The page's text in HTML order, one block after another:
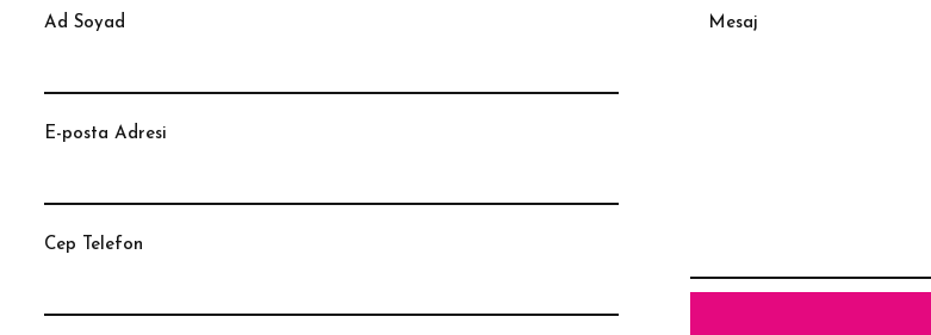
Ad Soyad
E-posta Adresi
Cep Telefon
Mesaj